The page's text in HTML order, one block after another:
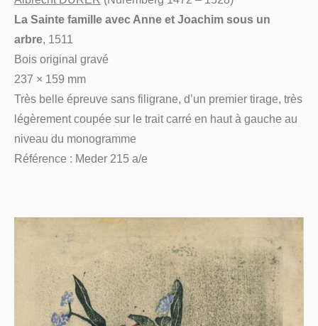
La Sainte famille avec Anne et Joachim sous un
arbre, 1511
Bois original gravé
237 × 159 mm
Très belle épreuve sans filigrane, d’un premier tirage, très
légèrement coupée sur le trait carré en haut à gauche au
niveau du monogramme
Référence : Meder 215 a/e